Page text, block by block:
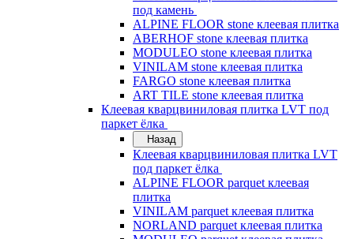
под камень
ALPINE FLOOR stone клеевая плитка
ABERHOF stone клеевая плитка
MODULEO stone клеевая плитка
VINILAM stone клеевая плитка
FARGO stone клеевая плитка
ART TILE stone клеевая плитка
Клеевая кварцвиниловая плитка LVT под
паркет ёлка
Назад
Клеевая кварцвиниловая плитка LVT
под паркет ёлка
ALPINE FLOOR parquet клеевая
плитка
VINILAM parquet клеевая плитка
NORLAND parquet клеевая плитка